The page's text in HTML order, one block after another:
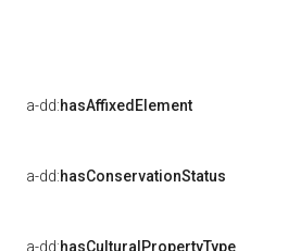
a-dd:hasAffixedElement
a-dd:hasConservationStatus
a-dd:hasCulturalPropertyType